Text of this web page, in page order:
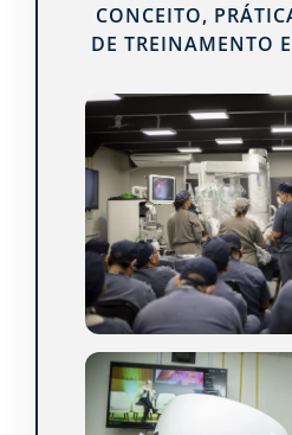
CONCEITO,
DE TREINAMENTO